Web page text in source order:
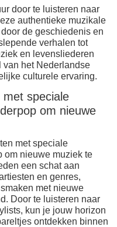
door te luisteren naar
authentieke muzikale
de geschiedenis en
verhalen tot
en levensliederen
het Nederlandse
culturele ervaring.
speciale
om nieuwe
met speciale
om nieuwe muziek te
een schat aan
en genres,
met nieuwe
Door te luisteren naar
kun je jouw horizon
ontdekken binnen